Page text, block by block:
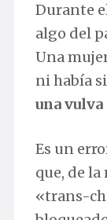
Durante
algo del
Una
ni había
una
Es un
que, de
«trans-